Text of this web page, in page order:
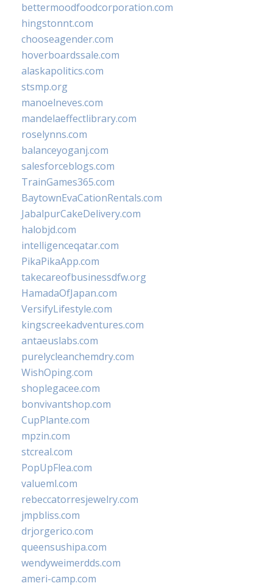
bettermoodfoodcorporation.com
hingstonnt.com
chooseagender.com
hoverboardssale.com
alaskapolitics.com
stsmp.org
manoelneves.com
mandelaeffectlibrary.com
roselynns.com
balanceyoganj.com
salesforceblogs.com
TrainGames365.com
BaytownEvaCationRentals.com
JabalpurCakeDelivery.com
halobjd.com
intelligenceqatar.com
PikaPikaApp.com
takecareofbusinessdfw.org
HamadaOfJapan.com
VersifyLifestyle.com
kingscreekadventures.com
antaeuslabs.com
purelycleanchemdry.com
WishOping.com
shoplegacee.com
bonvivantshop.com
CupPlante.com
mpzin.com
stcreal.com
PopUpFlea.com
valueml.com
rebeccatorresjewelry.com
jmpbliss.com
drjorgerico.com
queensushipa.com
wendyweimerdds.com
ameri-camp.com